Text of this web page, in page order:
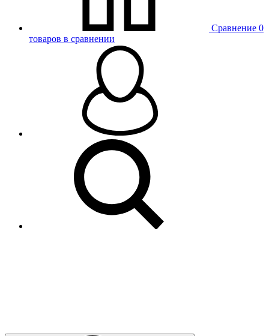
Сравнение 0
товаров в сравнении